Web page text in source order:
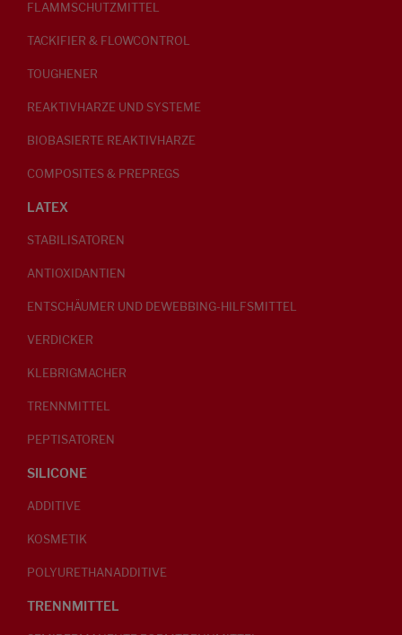
FLAMMSCHUTZMITTEL
TACKIFIER & FLOWCONTROL
TOUGHENER
REAKTIVHARZE UND SYSTEME
BIOBASIERTE REAKTIVHARZE
COMPOSITES & PREPREGS
LATEX
STABILISATOREN
ANTIOXIDANTIEN
ENTSCHÄUMER UND DEWEBBING-HILFSMITTEL
VERDICKER
KLEBRIGMACHER
TRENNMITTEL
PEPTISATOREN
SILICONE
ADDITIVE
KOSMETIK
POLYURETHANADDITIVE
TRENNMITTEL